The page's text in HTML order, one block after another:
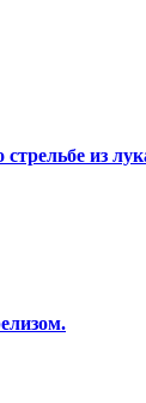
из